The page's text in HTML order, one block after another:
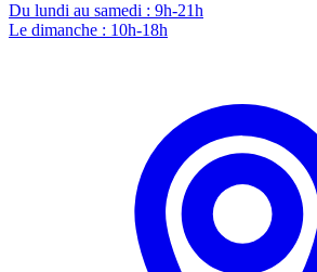
Du lundi au samedi : 9h-21h
Le dimanche : 10h-18h